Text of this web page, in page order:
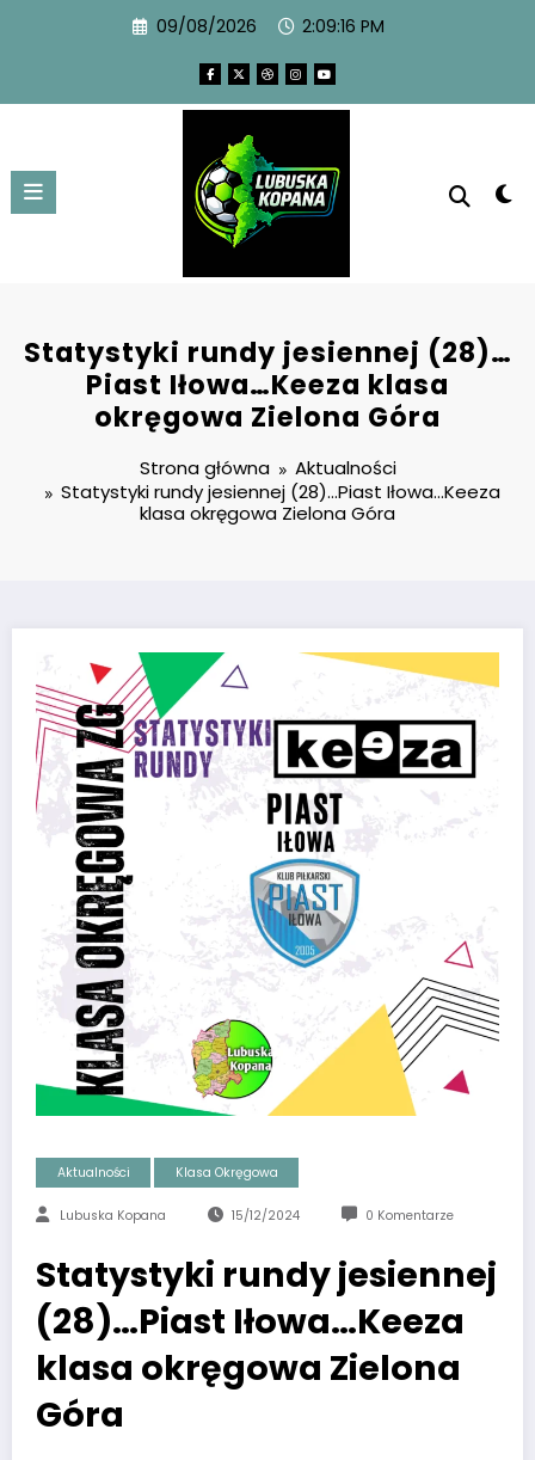
09/08/2026 2:09:17 PM
Statystyki rundy jesiennej (28)…
Piast Iłowa…Keeza klasa
okręgowa Zielona Góra
Strona główna
Aktualności
Statystyki rundy jesiennej (28)…Piast Iłowa…Keeza
klasa okręgowa Zielona Góra
Aktualności Klasa Okręgowa
Lubuska Kopana 15/12/2024 0 Komentarze
Statystyki rundy jesiennej
(28)…Piast Iłowa…Keeza
klasa okręgowa Zielona
Góra